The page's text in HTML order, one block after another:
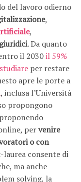
del lavoro odierno
,
,
. Da quanto
il 2030il 59%
per restare
apre le porte a
, inclusa l’Università
propongono
pervenire
o con
consente di
ma anche
solving, la